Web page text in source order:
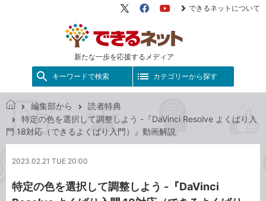
新たな一歩を応援するメディア
X（旧
FacebookYouTube
できるネットについて
キーワードで検索 カテゴリーから探す
で
き
ッ
編集部から
読者特典
特定の色を選択して調整しよう -『DaVinci Resolve よくばり入
門 18対応（できるよくばり入門）』動画解説
2023.02.21 TUE 20:00
特定の色を選択して調整しよう -『DaVinci